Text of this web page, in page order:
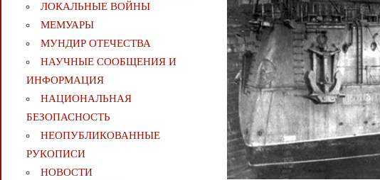
ЛОКАЛЬНЫЕ ВОЙНЫ
МЕМУАРЫ
МУНДИР ОТЕЧЕСТВА
НАУЧНЫЕ СООБЩЕНИЯ И
ИНФОРМАЦИЯ
НАЦИОНАЛЬНАЯ
БЕЗОПАСНОСТЬ
НЕОПУБЛИКОВАННЫЕ
РУКОПИСИ
НОВОСТИ